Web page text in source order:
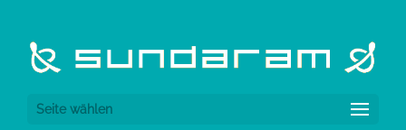
Seite wählen